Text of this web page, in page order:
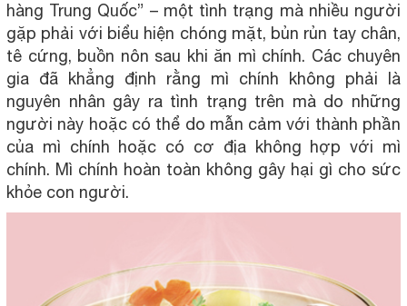
hàng Trung Quốc” – một tình trạng mà nhiều người
gặp phải với biểu hiện chóng mặt, bủn rủn tay chân,
tê cứng, buồn nôn sau khi ăn mì chính. Các chuyên
gia đã khẳng định rằng mì chính không phải là
nguyên nhân gây ra tình trạng trên mà do những
người này hoặc có thể do mẫn cảm với thành phần
của mì chính hoặc có cơ địa không hợp với mì
chính. Mì chính hoàn toàn không gây hại gì cho sức
khỏe con người.